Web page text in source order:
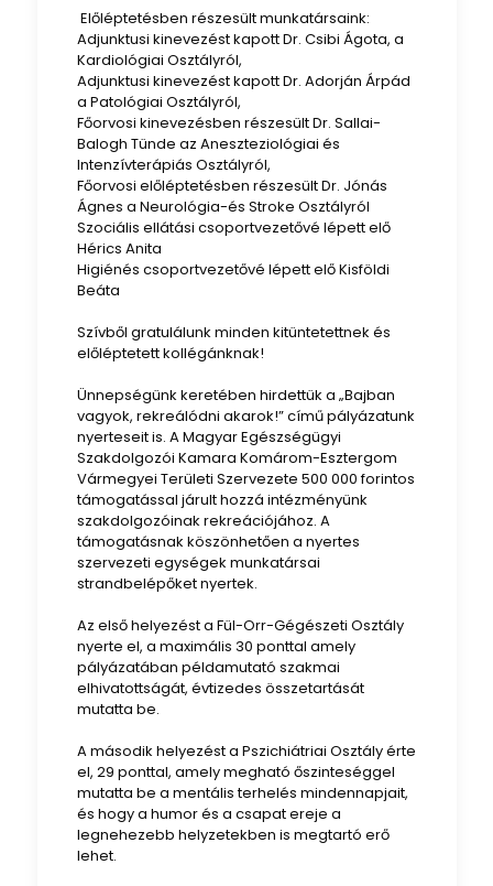
Előléptetésben részesült munkatársaink:
Adjunktusi kinevezést kapott Dr. Csibi Ágota, a
Kardiológiai Osztályról,
Adjunktusi kinevezést kapott Dr. Adorján Árpád
a Patológiai Osztályról,
Főorvosi kinevezésben részesült Dr. Sallai-
Balogh Tünde az Aneszteziológiai és
Intenzívterápiás Osztályról,
Főorvosi előléptetésben részesült Dr. Jónás
Ágnes a Neurológia-és Stroke Osztályról
Szociális ellátási csoportvezetővé lépett elő
Hérics Anita
Higiénés csoportvezetővé lépett elő Kisföldi
Beáta
Szívből gratulálunk minden kitüntetettnek és
előléptetett kollégánknak!
Ünnepségünk keretében hirdettük a „Bajban
vagyok, rekreálódni akarok!” című pályázatunk
nyerteseit is. A Magyar Egészségügyi
Szakdolgozói Kamara Komárom-Esztergom
Vármegyei Területi Szervezete 500 000 forintos
támogatással járult hozzá intézményünk
szakdolgozóinak rekreációjához. A
támogatásnak köszönhetően a nyertes
szervezeti egységek munkatársai
strandbelépőket nyertek.
Az első helyezést a Fül-Orr-Gégészeti Osztály
nyerte el, a maximális 30 ponttal amely
pályázatában példamutató szakmai
elhivatottságát, évtizedes összetartását
mutatta be.
A második helyezést a Pszichiátriai Osztály érte
el, 29 ponttal, amely megható őszinteséggel
mutatta be a mentális terhelés mindennapjait,
és hogy a humor és a csapat ereje a
legnehezebb helyzetekben is megtartó erő
lehet.